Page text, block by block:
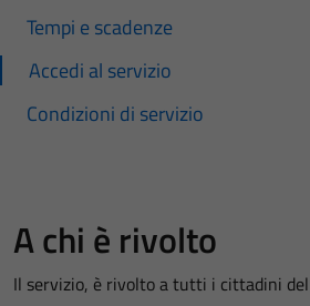
Tempi e scadenze
Accedi al servizio
Condizioni di servizio
A chi è rivolto
Il servizio, è rivolto a tutti i cittadini